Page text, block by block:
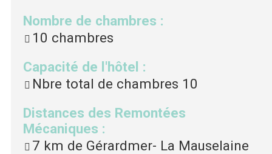
Nombre de chambres :
10 chambres
Capacité de l'hôtel :
Nbre total de chambres 10
Distances des Remontées
Mécaniques :
7 km de Gérardmer- La Mauselaine